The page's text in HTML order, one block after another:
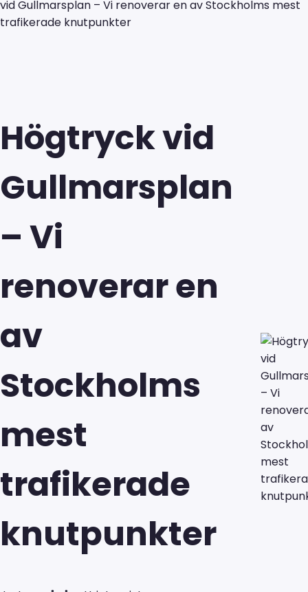
vid Gullmarsplan – Vi renoverar en av Stockholms mest
trafikerade knutpunkter
Högtryck vid
Gullmarsplan
– Vi
renoverar en
av
Stockholms
mest
trafikerade
knutpunkter